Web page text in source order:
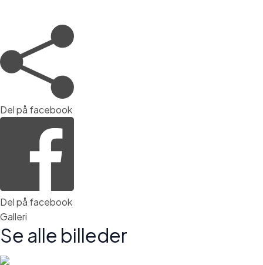
Del på facebook
Del på facebook
Galleri
Se alle billeder